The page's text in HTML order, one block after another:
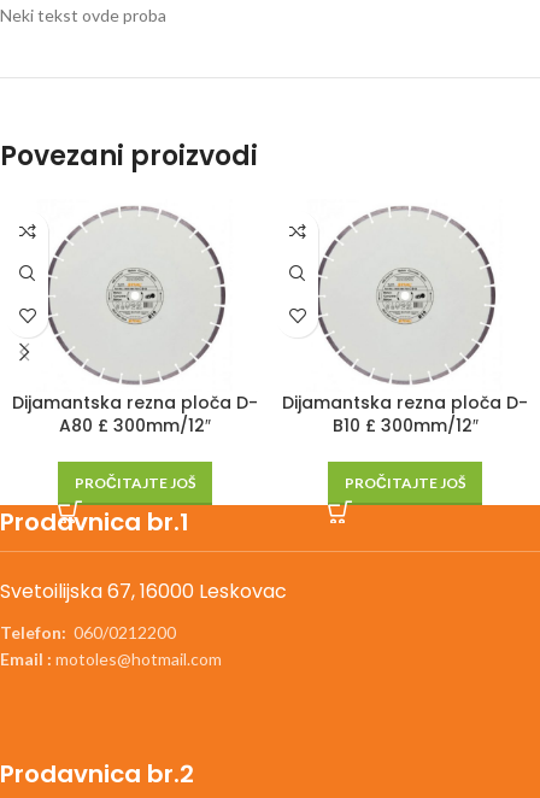
Neki tekst ovde proba
Povezani proizvodi
Dijamantska rezna ploča D-
A80 £ 300mm/12″
PROČITAJTE JOŠ
Dijamantska rezna ploča D-
B10 £ 300mm/12″
PROČITAJTE JOŠ
Prodavnica br.1
Svetoilijska 67, 16000 Leskovac
Telefon: 060/0212200
Email : motoles@hotmail.com
Prodavnica br.2